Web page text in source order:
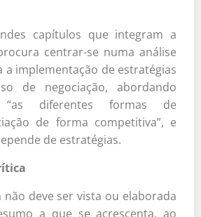
capítulos que integram a
centrar-se numa análise
implementação de estratégias
de negociação, abordando
diferentes formas de
de forma competitiva”, e
de estratégias.
deve ser vista ou elaborada
a que se acrescenta, ao